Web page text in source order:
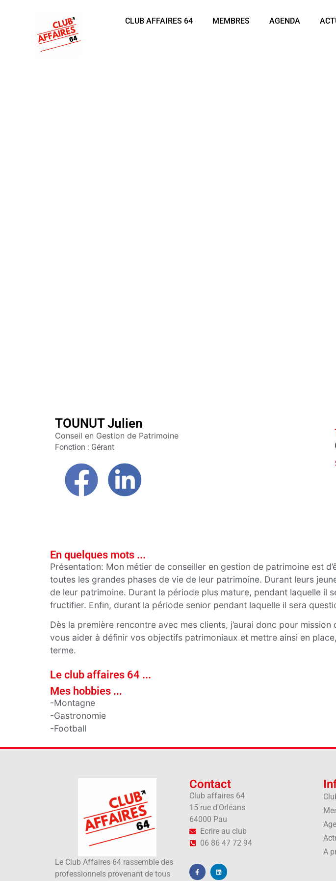
CLUB AFFAIRES 64 MEMBRES AGENDA
TOUNUT Julien
Conseil en Gestion de Patrimoine
Fonction : Gérant
En quelques mots ...
Présentation: Mon métier de conseiller en gestion de patrimoine est
toutes les grandes phases de vie de leur patrimoine. Durant leurs
de leur patrimoine. Durant la période plus mature, pendant laquelle
fructifier. Enfin, durant la période senior pendant laquelle il sera
Dès la première rencontre avec mes clients, j’aurai donc pour
vous aider à définir vos objectifs patrimoniaux et mettre ainsi en
terme.
Le club affaires 64 ...
Mes hobbies ...
-Montagne
-Gastronomie
-Football
Le Club Affaires 64 rassemble des
professionnels provenant de tous
Contact
Club affaires 64
15 rue d'Orléans
64000 Pau
Ecrire au club
06 86 47 72 94
A